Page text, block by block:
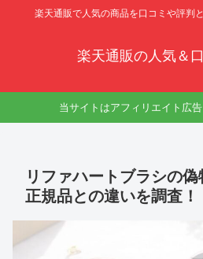
楽天通販で人気の商品を口コミや評判
楽天通販の人気＆
当サイトはアフィリエイト広告
リファハートブラシの
正規品との違いを調査！